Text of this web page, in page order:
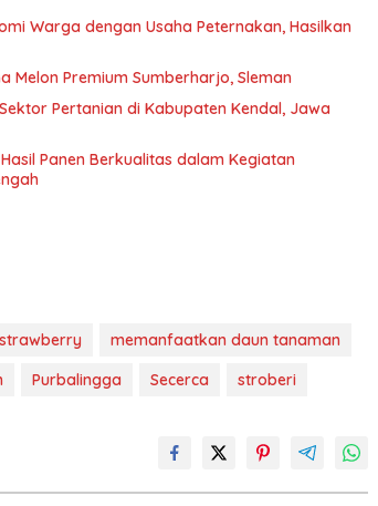
Warga dengan Usaha Peternakan, Hasilkan
Melon Premium Sumberharjo, Sleman
Pertanian di Kabupaten Kendal, Jawa
Panen Berkualitas dalam Kegiatan
memanfaatkan daun tanaman
Purbalingga Secerca stroberi